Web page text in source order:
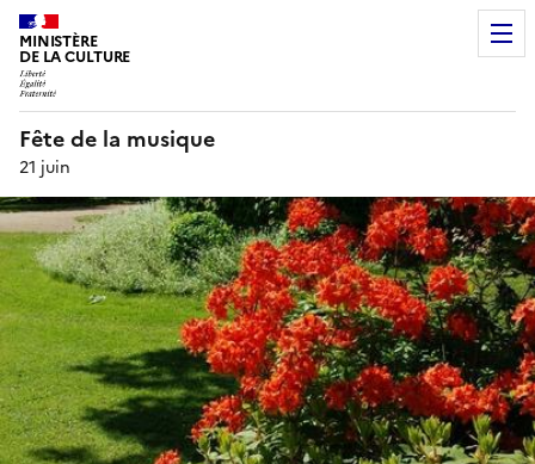
MINISTÈRE
DE LA CULTURE
Fête de la musique
21 juin